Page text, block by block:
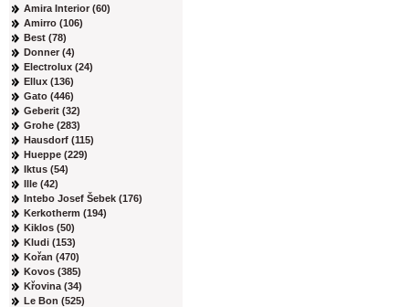
Amira Interior (60)
Amirro (106)
Best (78)
Donner (4)
Electrolux (24)
Ellux (136)
Gato (446)
Geberit (32)
Grohe (283)
Hausdorf (115)
Hueppe (229)
Iktus (54)
Ille (42)
Intebo Josef Šebek (176)
Kerkotherm (194)
Kiklos (50)
Kludi (153)
Kořan (470)
Kovos (385)
Křovina (34)
Le Bon (525)